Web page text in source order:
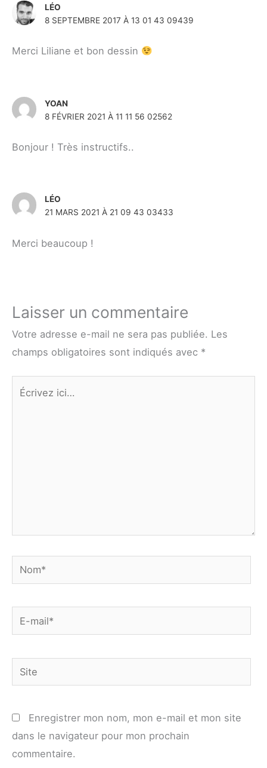
LÉO
8 SEPTEMBRE 2017 À 13 01 43 09439
Merci Liliane et bon dessin
YOAN
8 FÉVRIER 2021 À 11 11 56 02562
Bonjour ! Très instructifs..
LÉO
21 MARS 2021 À 21 09 43 03433
Merci beaucoup !
Laisser un commentaire
Votre adresse e-mail ne sera pas publiée. Les
champs obligatoires sont indiqués avec *
Écrivez
Nom*
E-
mail*
Site
Enregistrer mon nom, mon e-mail et mon site
dans le navigateur pour mon prochain
commentaire.